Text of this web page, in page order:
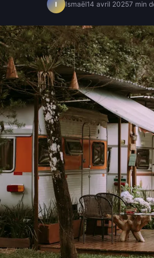
I Ismaël14 avril 20257 min